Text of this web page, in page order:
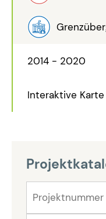
2014 - 2020
Interaktive Karte